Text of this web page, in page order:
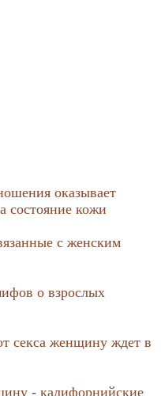
оказывает
состояние кожи
с женским
о взрослых
секса женщину ждет в
- калифорнийские